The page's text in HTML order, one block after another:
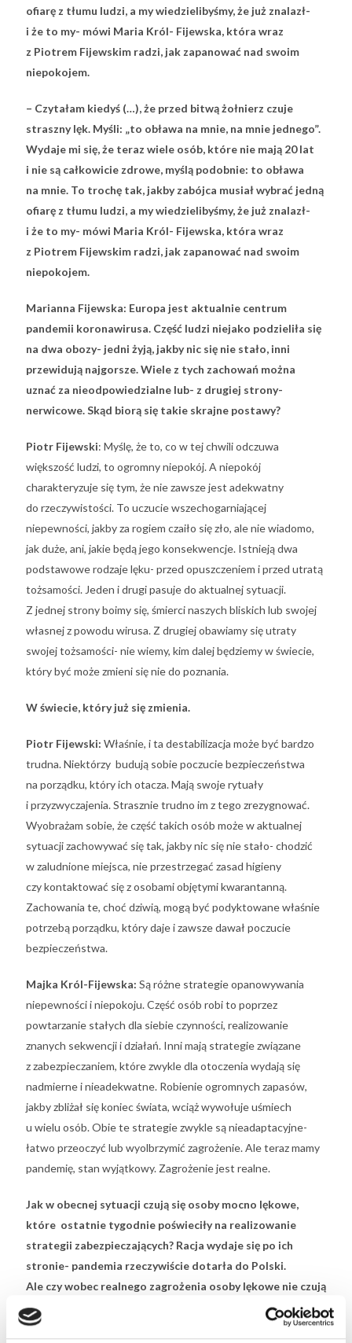
ofiarę z tłumu ludzi, a my wiedzielibyśmy, że już znalazł-
i że to my- mówi Maria Król- Fijewska, która wraz
z Piotrem Fijewskim radzi, jak zapanować nad swoim
niepokojem.
– Czytałam kiedyś (…), że przed bitwą żołnierz czuje
straszny lęk. Myśli: „to obława na mnie, na mnie jednego”.
Wydaje mi się, że teraz wiele osób, które nie mają 20 lat
i nie są całkowicie zdrowe, myślą podobnie: to obława
na mnie. To trochę tak, jakby zabójca musiał wybrać jedną
ofiarę z tłumu ludzi, a my wiedzielibyśmy, że już znalazł-
i że to my- mówi Maria Król- Fijewska, która wraz
z Piotrem Fijewskim radzi, jak zapanować nad swoim
niepokojem.
Marianna Fijewska: Europa jest aktualnie centrum
pandemii koronawirusa. Część ludzi niejako podzieliła się
na dwa obozy- jedni żyją, jakby nic się nie stało, inni
przewidują najgorsze. Wiele z tych zachowań można
uznać za nieodpowiedzialne lub- z drugiej strony-
nerwicowe. Skąd biorą się takie skrajne postawy?
Piotr Fijewski: Myślę, że to, co w tej chwili odczuwa
większość ludzi, to ogromny niepokój. A niepokój
charakteryzuje się tym, że nie zawsze jest adekwatny
do rzeczywistości. To uczucie wszechogarniającej
niepewności, jakby za rogiem czaiło się zło, ale nie wiadomo,
jak duże, ani, jakie będą jego konsekwencje. Istnieją dwa
podstawowe rodzaje lęku- przed opuszczeniem i przed utratą
tożsamości. Jeden i drugi pasuje do aktualnej sytuacji.
Z jednej strony boimy się, śmierci naszych bliskich lub swojej
własnej z powodu wirusa. Z drugiej obawiamy się utraty
swojej tożsamości- nie wiemy, kim dalej będziemy w świecie,
który być może zmieni się nie do poznania.
W świecie, który już się zmienia.
Piotr Fijewski: Właśnie, i ta destabilizacja może być bardzo
trudna. Niektórzy budują sobie poczucie bezpieczeństwa
na porządku, który ich otacza. Mają swoje rytuały
i przyzwyczajenia. Strasznie trudno im z tego zrezygnować.
Wyobrażam sobie, że część takich osób może w aktualnej
sytuacji zachowywać się tak, jakby nic się nie stało- chodzić
w zaludnione miejsca, nie przestrzegać zasad higieny
czy kontaktować się z osobami objętymi kwarantanną.
Zachowania te, choć dziwią, mogą być podyktowane właśnie
potrzebą porządku, który daje i zawsze dawał poczucie
bezpieczeństwa.
Majka Król-Fijewska: Są różne strategie opanowywania
niepewności i niepokoju. Część osób robi to poprzez
powtarzanie stałych dla siebie czynności, realizowanie
znanych sekwencji i działań. Inni mają strategie związane
z zabezpieczaniem, które zwykle dla otoczenia wydają się
nadmierne i nieadekwatne. Robienie ogromnych zapasów,
jakby zbliżał się koniec świata, wciąż wywołuje uśmiech
u wielu osób. Obie te strategie zwykle są nieadaptacyjne-
łatwo przeoczyć lub wyolbrzymić zagrożenie. Ale teraz mamy
pandemię, stan wyjątkowy. Zagrożenie jest realne.
Jak w obecnej sytuacji czują się osoby mocno lękowe,
które ostatnie tygodnie poświeciły na realizowanie
strategii zabezpieczających? Racja wydaje się po ich
stronie- pandemia rzeczywiście dotarła do Polski.
Ale czy wobec realnego zagrożenia osoby lękowe nie czują
paraliżującego wręcz stresu?